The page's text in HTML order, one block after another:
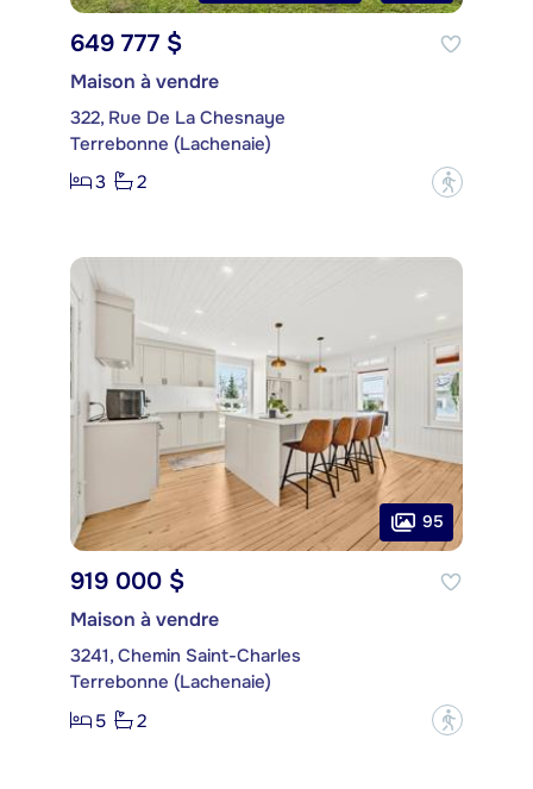
649 777 $
Maison à vendre
322, Rue De La Chesnaye
Terrebonne (Lachenaie)
3
2 ?
95
919 000 $
Maison à vendre
3241, Chemin Saint-Charles
Terrebonne (Lachenaie)
5
2 ?